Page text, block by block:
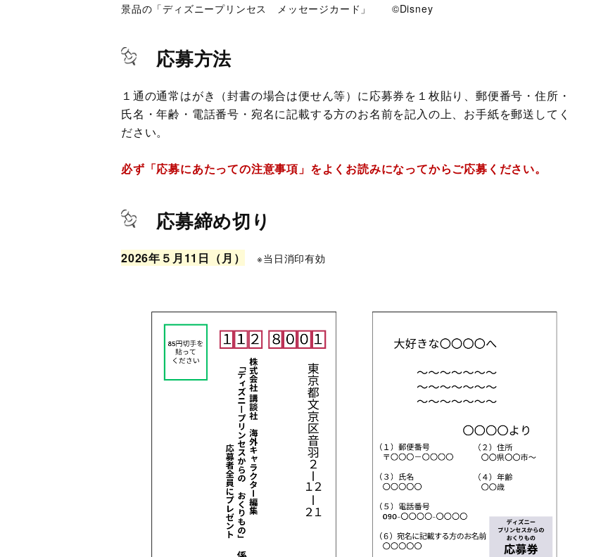
景品の「ディズニープリンセス メッセージカード」 ©Disney
応募方法
１通の通常はがき（封書の場合は便せん等）に応募券を１枚貼り、郵便番号・住所・
氏名・年齢・電話番号・宛名に記載する方のお名前を記入の上、お手紙を郵送してく
ださい。
必ず「応募にあたっての注意事項」をよくお読みになってからご応募ください。
応募締め切り
2026年５月11日（月） ※当日消印有効